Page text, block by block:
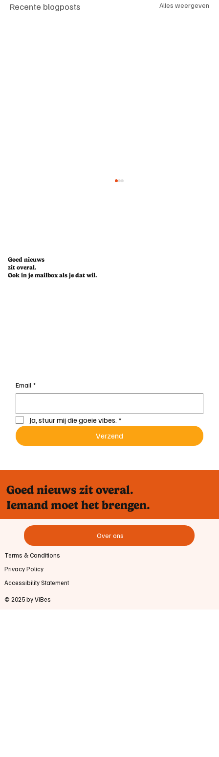
Recente blogposts Alles weergeven
Goed nieuws
zit overal.
Ook in je mailbox als je dat wil.
Email *
Ja, stuur mij die goeie vibes. *
Verzend
Goed nieuws zit overal.
Iemand moet het brengen.
Over ons
Privacy Policy
© 2025 by ViBes
Accessibility Statement
Terms & Conditions